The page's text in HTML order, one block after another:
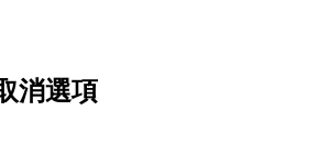
消選項